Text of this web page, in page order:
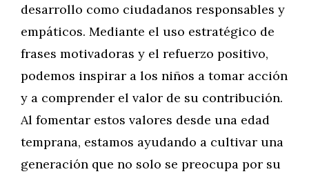
desarrollo como ciudadanos responsables y
empáticos. Mediante el uso estratégico de
frases motivadoras y el refuerzo positivo,
podemos inspirar a los niños a tomar acción
y a comprender el valor de su contribución.
Al fomentar estos valores desde una edad
temprana, estamos ayudando a cultivar una
generación que no solo se preocupa por su